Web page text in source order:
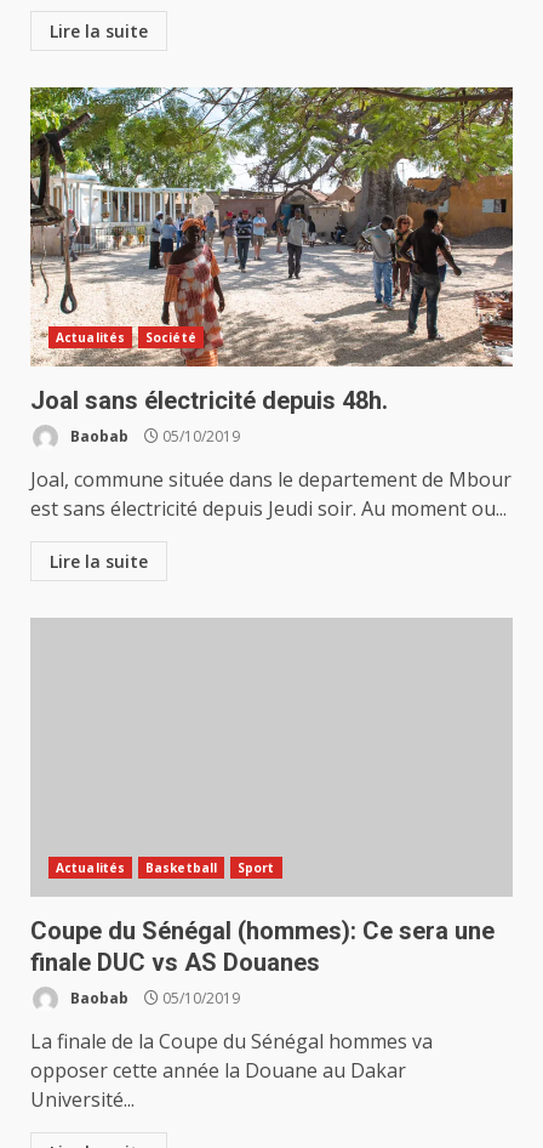
Lire la suite
Actualités Société
Joal sans électricité depuis 48h.
Baobab 05/10/2019
Joal, commune située dans le departement de Mbour
est sans électricité depuis Jeudi soir. Au moment ou...
Lire la suite
Actualités Basketball Sport
Coupe du Sénégal (hommes): Ce sera une
finale DUC vs AS Douanes
Baobab 05/10/2019
La finale de la Coupe du Sénégal hommes va
opposer cette année la Douane au Dakar
Université...